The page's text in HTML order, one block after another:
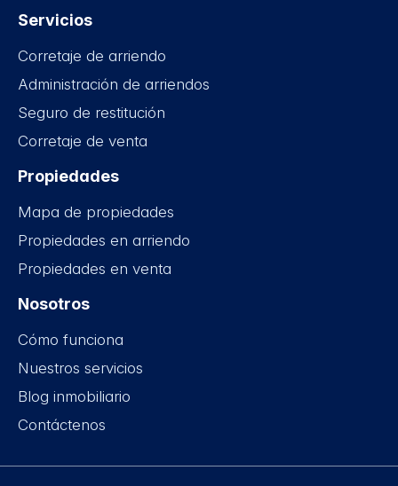
Servicios
Corretaje de arriendo
Administración de arriendos
Seguro de restitución
Corretaje de venta
Propiedades
Mapa de propiedades
Propiedades en arriendo
Propiedades en venta
Nosotros
Cómo funciona
Nuestros servicios
Blog inmobiliario
Contáctenos